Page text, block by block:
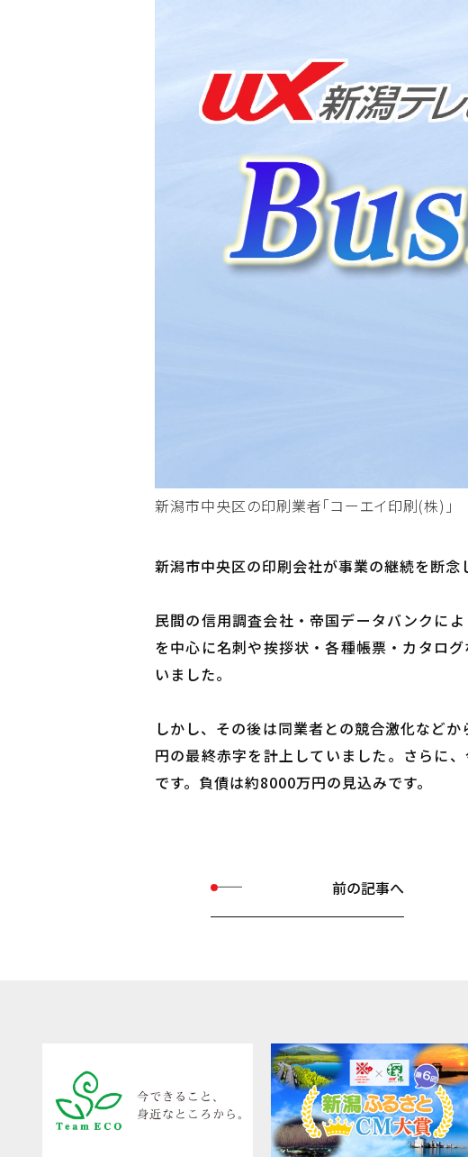
新潟市中央区の印刷業者「コーエイ印刷(株)」
新潟市中央区の印刷会社が事業の継続を断
民間の信用調査会社・帝国データバンクに
を中心に名刺や挨拶状・各種帳票・カタロ
いました。
しかし、その後は同業者との競合激化など
円の最終赤字を計上していました。さらに
です。負債は約8000万円の見込みです。
前の記事へ